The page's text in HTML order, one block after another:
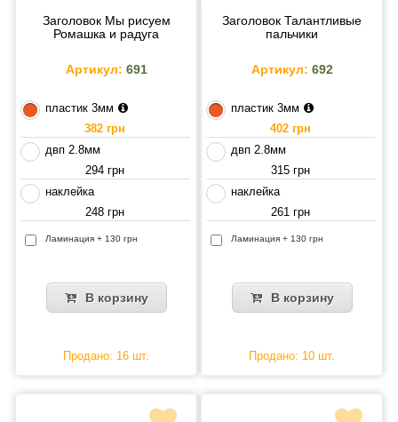
Заголовок Мы рисуем
Ромашка и радуга
Артикул: 691
пластик 3мм
382 грн
двп 2.8мм
294 грн
наклейка
248 грн
Ламинация + 130 грн
В корзину
Продано: 16 шт.
Заголовок Талантливые
пальчики
Артикул: 692
пластик 3мм
402 грн
двп 2.8мм
315 грн
наклейка
261 грн
Ламинация + 130 грн
В корзину
Продано: 10 шт.